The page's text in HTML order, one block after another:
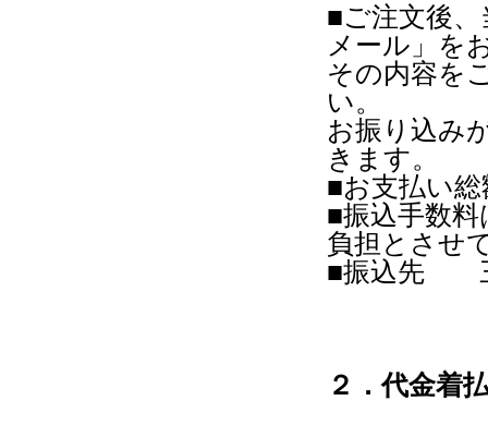
■ご注文後
メール」を
その内容を
い。
お振り込み
きます。
■お支払い
■振込手数
負担とさせ
■振込先
２．代金着